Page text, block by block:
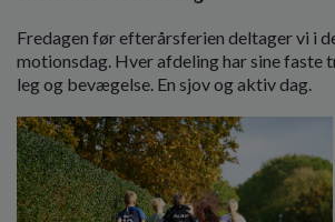
Fredagen før efterårsferien deltager vi i
motionsdag. Hver afdeling har sine faste
leg og bevægelse. En sjov og aktiv dag.